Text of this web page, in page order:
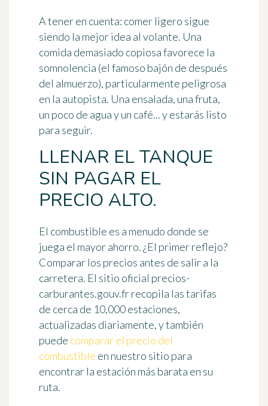
A tener en cuenta: comer ligero sigue
siendo la mejor idea al volante. Una
comida demasiado copiosa favorece la
somnolencia (el famoso bajón de después
del almuerzo), particularmente peligrosa
en la autopista. Una ensalada, una fruta,
un poco de agua y un café... y estarás listo
para seguir.
LLENAR EL TANQUE
SIN PAGAR EL
PRECIO ALTO.
El combustible es a menudo donde se
juega el mayor ahorro. ¿El primer reflejo?
Comparar los precios antes de salir a la
carretera. El sitio oficial precios-
carburantes.gouv.fr recopila las tarifas
de cerca de 10,000 estaciones,
actualizadas diariamente, y también
puede comparar el precio del
combustible en nuestro sitio para
encontrar la estación más barata en su
ruta.